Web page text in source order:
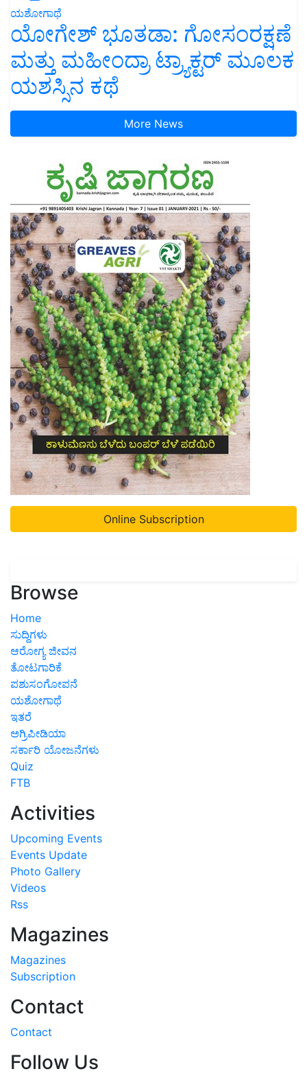
ಯಶೋಗಾಥೆ
ಯೋಗೇಶ್ ಭೂತಡಾ: ಗೋಸಂರಕ್ಷಣೆ
ಮತ್ತು ಮಹೀಂದ್ರಾ ಟ್ರ್ಯಾಕ್ಟರ್ ಮೂಲಕ
ಯಶಸ್ಸಿನ ಕಥೆ
More News
Online Subscription
Browse
Home
ಸುದ್ದಿಗಳು
ಆರೋಗ್ಯ ಜೀವನ
ತೋಟಗಾರಿಕೆ
ಪಶುಸಂಗೋಪನೆ
ಯಶೋಗಾಥೆ
ಇತರೆ
ಅಗ್ರಿಪೀಡಿಯಾ
ಸರ್ಕಾರಿ ಯೋಜನೆಗಳು
Quiz
FTB
Activities
Upcoming Events
Events Update
Photo Gallery
Videos
Rss
Magazines
Magazines
Subscription
Contact
Contact
Follow Us